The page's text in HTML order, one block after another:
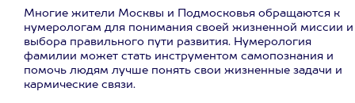
Многие жители Москвы и Подмосковья обращаются к
нумерологам для понимания своей жизненной миссии и
выбора правильного пути развития. Нумерология
фамилии может стать инструментом самопознания и
помочь людям лучше понять свои жизненные задачи и
кармические связи.